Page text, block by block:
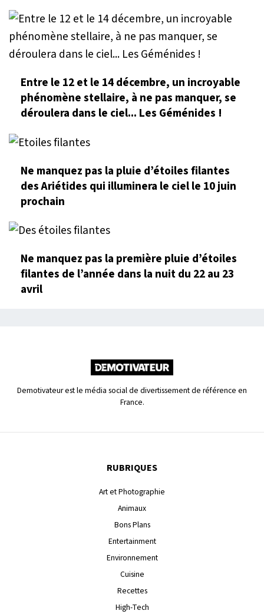
Entre le 12 et le 14 décembre, un incroyable
phénomène stellaire, à ne pas manquer, se
déroulera dans le ciel... Les Géménides !
Ne manquez pas la pluie d’étoiles filantes
des Ariétides qui illuminera le ciel le 10 juin
prochain
Ne manquez pas la première pluie d’étoiles
filantes de l’année dans la nuit du 22 au 23
avril
Demotivateur est le média social de divertissement de référence en
France.
RUBRIQUES
Art et Photographie
Animaux
Bons Plans
Entertainment
Environnement
Cuisine
Recettes
High-Tech